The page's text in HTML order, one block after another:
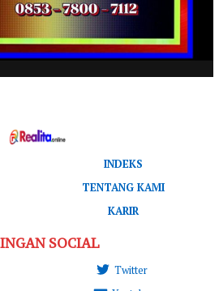
INDEKS
TENTANG KAMI
KARIR
SOCIAL
Twitter